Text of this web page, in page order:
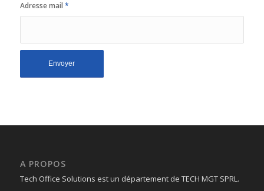
Adresse mail *
A PROPOS
Tech Office Solutions est un département de TECH MGT SPRL.